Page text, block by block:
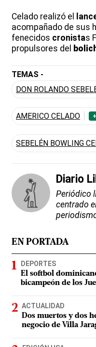
Celado realizó el
acompañado de sus
fenecidos cronistas
propulsores del
TEMAS -
DON ROLANDO
AMERICO CELADO +
SEBELÉN BOWLING
Diario
Periódico
centrado
EN PORTADA
DEPORTES
El softbol
bicampeón de los
ACTUALIDAD
Dos muertos y dos
negocio de Villa